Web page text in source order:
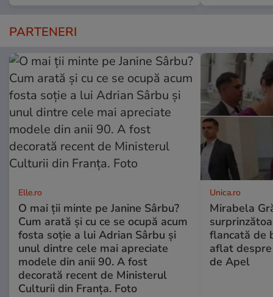
PARTENERI
Elle.ro
O mai ții minte pe Janine Sârbu?
Cum arată și cu ce se ocupă acum
fosta soție a lui Adrian Sârbu și
unul dintre cele mai apreciate
modele din anii 90. A fost
decorată recent de Ministerul
Culturii din Franța. Foto
Unica.ro
Mirabela
flancată de
aflat
de Apel